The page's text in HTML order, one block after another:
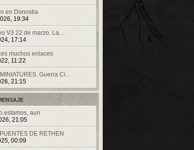
en Donostia
19:34
V3 22 de marzo. La…
17:14
muchos enlaces
11:22
Guerra Ci…
21:15
estamos, aun
21:05
DE RETHEN
00:09